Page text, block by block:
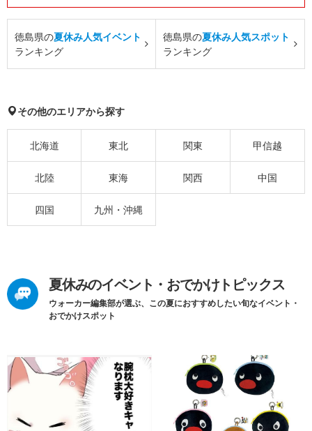
徳島県の夏休み人気イベント
ランキング
徳島県の夏休み人気スポット
ランキング
その他のエリアから探す
北海道 東北 関東 甲信越
北陸 東海 関西 中国
四国 九州・沖縄
夏休みのイベント・おでかけトピックス
ウォーカー編集部が選ぶ、この夏におすすめしたい旬なイベント・
おでかけスポット